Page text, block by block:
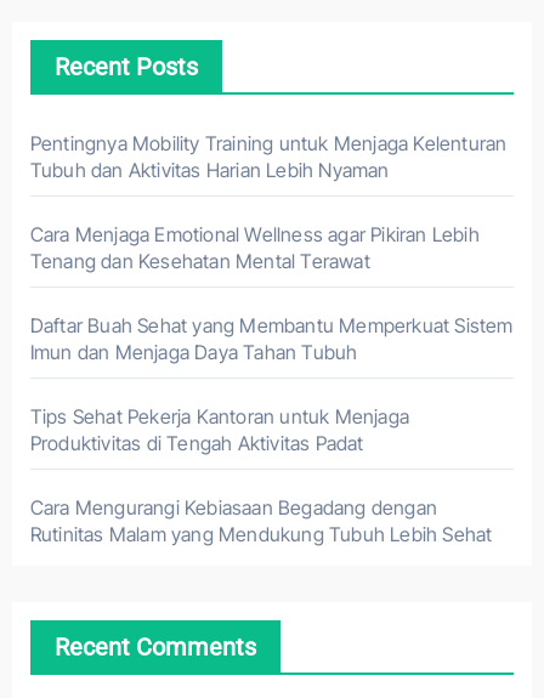
Recent Posts
Pentingnya Mobility Training untuk Menjaga Kelenturan
Tubuh dan Aktivitas Harian Lebih Nyaman
Cara Menjaga Emotional Wellness agar Pikiran Lebih
Tenang dan Kesehatan Mental Terawat
Daftar Buah Sehat yang Membantu Memperkuat Sistem
Imun dan Menjaga Daya Tahan Tubuh
Tips Sehat Pekerja Kantoran untuk Menjaga
Produktivitas di Tengah Aktivitas Padat
Cara Mengurangi Kebiasaan Begadang dengan
Rutinitas Malam yang Mendukung Tubuh Lebih Sehat
Recent Comments